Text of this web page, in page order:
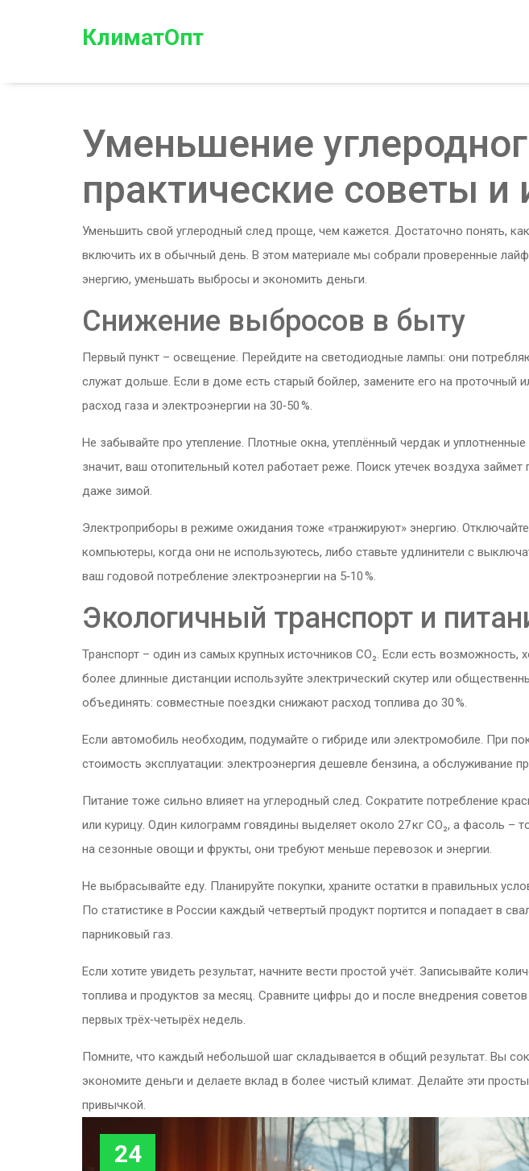
КлиматОпт
Уменьшение
практические советы и
Уменьшить свой углеродный след проще, чем кажется. Достаточно понять,
включить их в обычный день. В этом материале мы собрали проверенные
энергию, уменьшать выбросы и экономить деньги.
Снижение выбросов в быту
Первый пункт – освещение. Перейдите на светодиодные лампы: они
служат дольше. Если в доме есть старый бойлер, замените его на проточный
расход газа и электроэнергии на 30‑50 %.
Не забывайте про утепление. Плотные окна, утеплённый чердак и
значит, ваш отопительный котел работает реже. Поиск утечек воздуха
даже зимой.
Электроприборы в режиме ожидания тоже «транжируют» энергию.
компьютеры, когда они не используютесь, либо ставьте удлинители с
ваш годовой потребление электроэнергии на 5‑10 %.
Экологичный транспорт и
Транспорт – один из самых крупных источников CO₂. Если есть возможность,
более длинные дистанции используйте электрический скутер или
объединять: совместные поездки снижают расход топлива до 30 %.
Если автомобиль необходим, подумайте о гибриде или электромобиле. При
стоимость эксплуатации: электроэнергия дешевле бензина, а обслуживание
Питание тоже сильно влияет на углеродный след. Сократите потребление
или курицу. Один килограмм говядины выделяет около 27 кг CO₂, а фасоль –
на сезонные овощи и фрукты, они требуют меньше перевозок и энергии.
Не выбрасывайте еду. Планируйте покупки, храните остатки в правильных
По статистике в России каждый четвертый продукт портится и попадает в
парниковый газ.
Если хотите увидеть результат, начните вести простой учёт. Записывайте
топлива и продуктов за месяц. Сравните цифры до и после внедрения
первых трёх‑четырёх недель.
Помните, что каждый небольшой шаг складывается в общий результат. Вы
экономите деньги и делаете вклад в более чистый климат. Делайте эти
привычкой.
24